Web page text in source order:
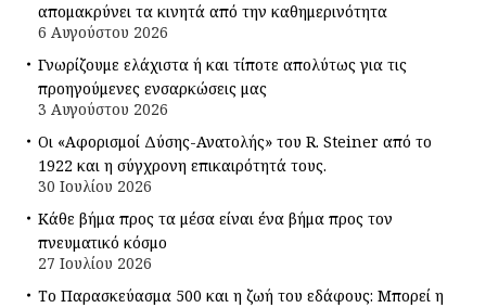
απομακρύνει τα κινητά από την καθημερινότητα
6 Αυγούστου 2026
Γνωρίζουμε ελάχιστα ή και τίποτε απολύτως για τις
προηγούμενες ενσαρκώσεις μας
3 Αυγούστου 2026
Οι «Αφορισμοί Δύσης-Ανατολής» του R. Steiner από το
1922 και η σύγχρονη επικαιρότητά τους.
30 Ιουλίου 2026
Κάθε βήμα προς τα μέσα είναι ένα βήμα προς τον
πνευματικό κόσμο
27 Ιουλίου 2026
Το Παρασκεύασμα 500 και η ζωή του εδάφους: Μπορεί η